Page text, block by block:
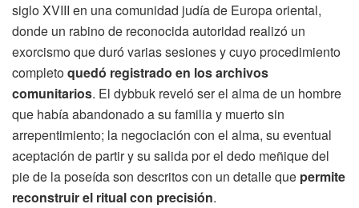
siglo XVIII en una comunidad judía de Europa oriental,
donde un rabino de reconocida autoridad realizó un
exorcismo que duró varias sesiones y cuyo procedimiento
completoquedó registrado en los archivos
comunitarios. El dybbuk reveló ser el alma de un hombre
que había abandonado a su familia y muerto sin
arrepentimiento; la negociación con el alma, su eventual
aceptación de partir y su salida por el dedo meñique del
pie de la poseída son descritos con un detalle que permite
reconstruir el ritual con precisión.